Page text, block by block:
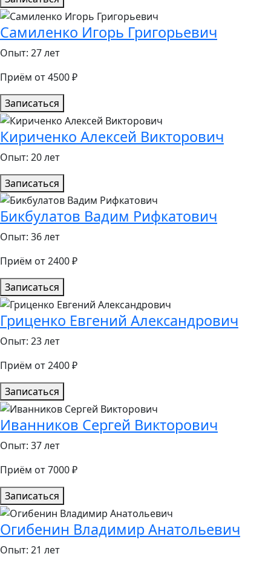
Самиленко Игорь Григорьевич
Опыт: 27 лет
Приём от 4500 ₽
Записаться
Кириченко Алексей Викторович
Опыт: 20 лет
Записаться
Бикбулатов Вадим Рифкатович
Опыт: 36 лет
Приём от 2400 ₽
Записаться
Гриценко Евгений Александрович
Опыт: 23 лет
Приём от 2400 ₽
Записаться
Иванников Сергей Викторович
Опыт: 37 лет
Приём от 7000 ₽
Записаться
Огибенин Владимир Анатольевич
Опыт: 21 лет